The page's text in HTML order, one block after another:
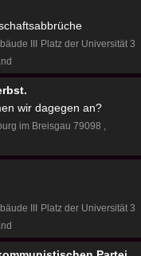
III Platz der Universität 3
wir dagegen an?
im Breisgau 79098
III Platz der Universität 3